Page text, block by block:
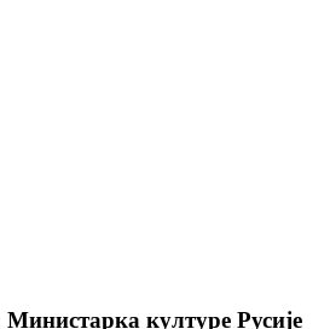
Министарка културе Русије